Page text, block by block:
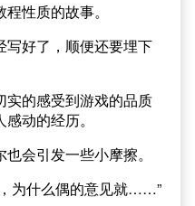
性质的故事。
写好了，顺便还要埋下
实的感受到游戏的品质
动的经历。
会引发一些小摩擦。
为什么偶的意见就……”